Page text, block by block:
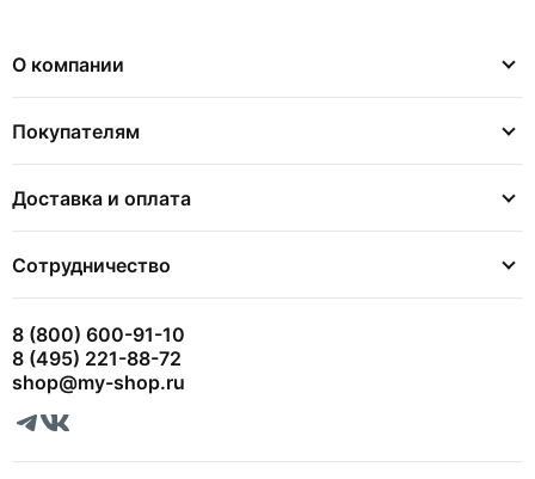
О компании
Покупателям
Доставка и оплата
Сотрудничество
8 (800) 600-91-10
8 (495) 221-88-72
shop@my-shop.ru